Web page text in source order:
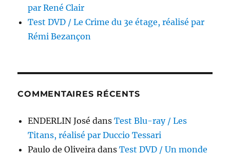
par René Clair
Test DVD / Le Crime du 3e étage, réalisé par
Rémi Bezançon
COMMENTAIRES RÉCENTS
ENDERLIN José dansTest Blu-ray / Les
Titans, réalisé par Duccio Tessari
Paulo de Oliveira dansTest DVD / Un monde